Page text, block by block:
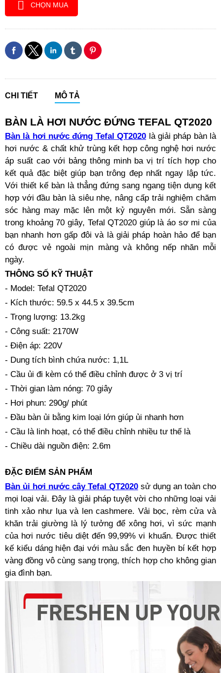
CHỌN MUA
CHI TIẾT MÔ TẢ
BÀN LÀ HƠI NƯỚC ĐỨNG TEFAL QT2020
Bàn là hơi nước đứng Tefal QT2020 là giải pháp bàn là
hơi nước & chất khử trùng kết hợp công nghệ hơi nước
áp suất cao với bảng thông minh ba vị trí tích hợp cho
kết quả đặc biệt giúp bạn trông đẹp nhất ngay lập tức.
Với thiết kế bàn là thẳng đứng sang ngang tiện dụng kết
hợp với đầu bàn là siêu nhẹ, nâng cấp trải nghiệm chăm
sóc hàng may mặc lên một kỷ nguyên mới. Sẵn sàng
trong khoảng 70 giây, Tefal QT2020 giúp là áo sơ mi của
bạn nhanh hơn gấp đôi và là giải pháp hoàn hảo để bạn
có được vẻ ngoài mịn màng và không nếp nhăn mỗi
ngày.
THÔNG SỐ KỸ THUẬT
- Model: Tefal QT2020
- Kích thước: 59.5 x 44.5 x 39.5cm
- Trọng lượng: 13.2kg
- Công suất: 2170W
- Điện áp: 220V
- Dung tích bình chứa nước: 1,1L
- Cầu ủi đi kèm có thể điều chỉnh được ở 3 vị trí
- Thời gian làm nóng: 70 giây
- Hơi phun: 290g/ phút
- Đầu bàn ủi bằng kim loại lớn giúp ủi nhanh hơn
- Cầu là linh hoạt, có thể điều chỉnh nhiều tư thế là
- Chiều dài nguồn điện: 2.6m
ĐẶC ĐIỂM SẢN PHẨM
Bàn ủi hơi nước cây Tefal QT2020 sử dụng an toàn cho
mọi loại vải. Đây là giải pháp tuyệt vời cho những loại vải
tinh xảo như lụa và len cashmere. Vải bọc, rèm cửa và
khăn trải giường là lý tưởng để xông hơi, vì sức mạnh
của hơi nước tiêu diệt đến 99,99% vi khuẩn. Được thiết
kế kiểu dáng hiện đại với màu sắc đen huyền bí kết hợp
vàng đồng vô cùng sang trọng, thích hợp cho không gian
gia đình bạn.